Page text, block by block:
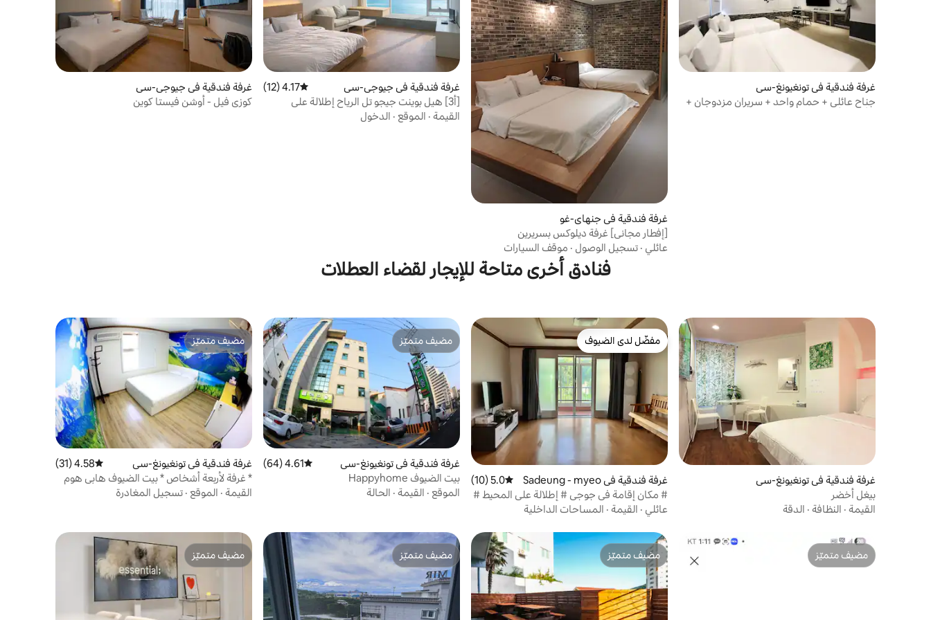
غرفة فندقية في تونغيونغ-سي
جناح عائلي + حمام واحد + سريران مزدوجان +
غرفة فندقية في جنهاي-غو
[إفطار مجاني] غرفة ديلوكس بسريرين
عائلي · تسجيل الوصول · موقف السيارات
غرفة فندقية في جيوجي-سي متوسط التقييم 4.17 من 5، 12 مراجعات
4.17 (12)
[أ3] هيل بوينت جيجو تل الرياح إطلالة على
المحيط (غرفة واحدة 20 بيونغ)
القيمة · الموقع · الدخول
غرفة فندقية في جيوجي-سي
كوزي فيل - أوشن فيستا كوين
فنادق أخرى متاحة للإيجار لقضاء العطلات
غرفة فندقية في تونغيونغ-سي
بيغل أخضر
القيمة · النظافة · الدقة
مفضّل لدى الضيوف
مفضّل لدى الضيوف
غرفة فندقية في Sadeung - myeo
n
متوسط التقييم 5.0 من 5، 10 مراجعات
5.0 (10)
# مكان إقامة في جوجي # إطلالة على المحيط #
من محطة الحافلات # إمكانية الطهي
عائلي · القيمة · المساحات الداخلية
مضيف متميّز
مضيف متميّز
غرفة فندقية في تونغيونغ-سي متوسط التقييم 4.61 من 5، 64 مراجعات
4.61 (64)
بيت الضيوف Happyhome
الموقع · القيمة · الحالة
مضيف متميّز
مضيف متميّز
غرفة فندقية في تونغيونغ-سي متوسط التقييم 4.58 من 5، 31 مراجعات
4.58 (31)
* غرفة لأربعة أشخاص * بيت الضيوف هابي هوم
في تونغ يونغ
القيمة · الموقع · تسجيل المغادرة
مضيف متميّز
مضيف متميّز
مضيف متميّز
مضيف متميّز
مضيف متميّز
مضيف متميّز
مضيف متميّز
مضيف متميّز